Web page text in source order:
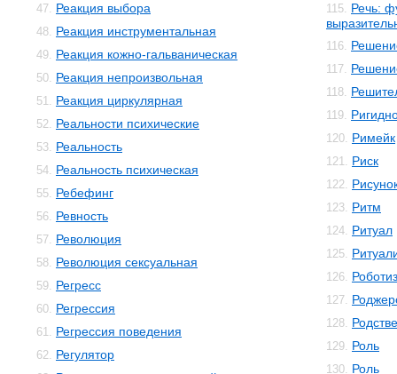
47. Реакция выбора
48. Реакция инструментальная
49. Реакция кожно-гальваническая
50. Реакция непроизвольная
51. Реакция циркулярная
52. Реальности психические
53. Реальность
54. Реальность психическая
55. Ребефинг
56. Ревность
57. Революция
58. Революция сексуальная
59. Регресс
60. Регрессия
61. Регрессия поведения
62. Регулятор
115. Речь:
116.
117.
118.
119.
120. Римейк
121. Риск
122.
123. Ритм
124. Ритуал
125.
126.
127.
128.
129. Роль
130. Роль